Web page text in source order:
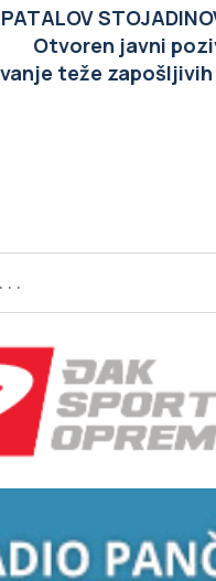
Otvoren javni
teže